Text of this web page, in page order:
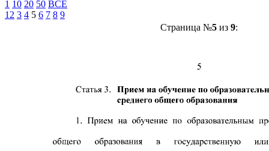
1 10 20 50 ВСЕ
1 2 3 4 5 6 7 8 9
Страница №5из 9: